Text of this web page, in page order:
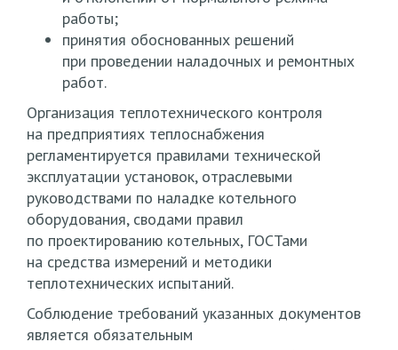
работы;
принятия обоснованных решений
при проведении наладочных и ремонтных
работ.
Организация теплотехнического контроля
на предприятиях теплоснабжения
регламентируется правилами технической
эксплуатации установок, отраслевыми
руководствами по наладке котельного
оборудования, сводами правил
по проектированию котельных, ГОСТами
на средства измерений и методики
теплотехнических испытаний.
Соблюдение требований указанных документов
является обязательным